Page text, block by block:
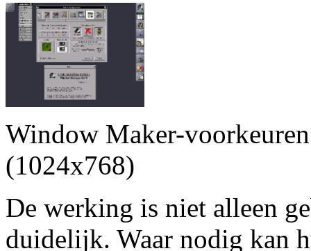
Window Maker-
(1024x768)
De werking is niet alleen
duidelijk. Waar nodig kan